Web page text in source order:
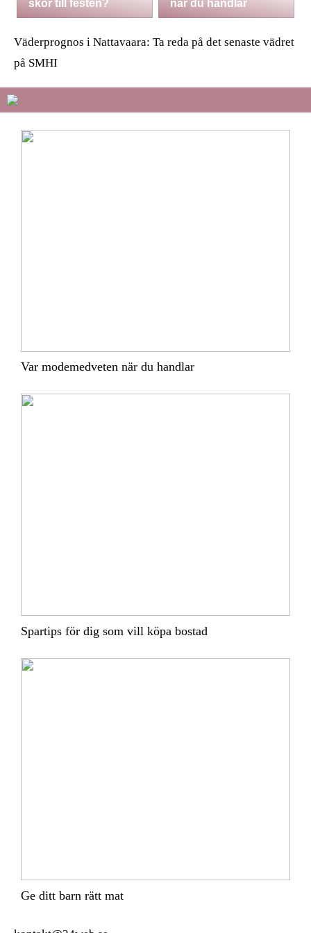
skor till festen?
när du handlar
Väderprognos i Nattavaara: Ta reda på det senaste vädret
på SMHI
Var modemedveten när du handlar
Spartips för dig som vill köpa bostad
Ge ditt barn rätt mat